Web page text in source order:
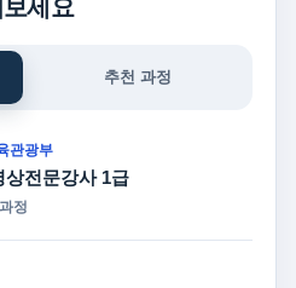
세요
추천 과정
관광부
상전문강사 1급
정